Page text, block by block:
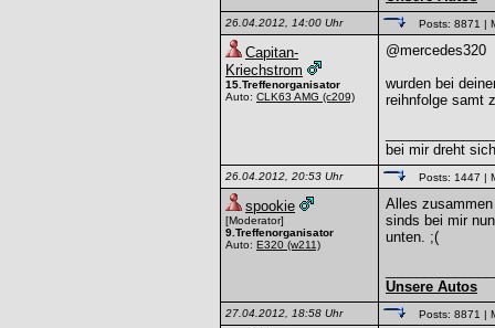
26.04.2012, 14:00 Uhr Posts: 8871 |
Capitan-
Kriechstrom
15.Treffenorganisator
Auto: CLK63 AMG (c209)
@mercedes320
wurden bei
reihnfolge samt
bei mir dreht
26.04.2012, 20:53 Uhr Posts: 1447 |
spookie
[Moderator]
9.Treffenorganisator
Auto: E320 (w211)
Alles
sinds bei mir
unten. ;(
Unsere Autos
27.04.2012, 18:58 Uhr Posts: 8871 |